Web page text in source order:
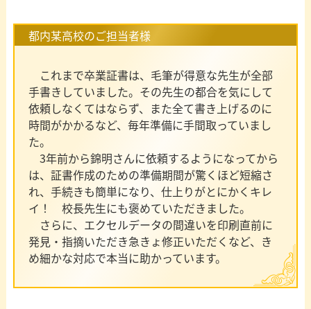
都内某高校のご担当者様
これまで卒業証書は、毛筆が得意な先生が全部
手書きしていました。その先生の都合を気にして
依頼しなくてはならず、また全て書き上げるのに
時間がかかるなど、毎年準備に手間取っていまし
た。
3年前から錦明さんに依頼するようになってから
は、証書作成のための準備期間が驚くほど短縮さ
れ、手続きも簡単になり、仕上りがとにかくキレ
イ！ 校長先生にも褒めていただきました。
さらに、エクセルデータの間違いを印刷直前に
発見・指摘いただき急きょ修正いただくなど、き
め細かな対応で本当に助かっています。